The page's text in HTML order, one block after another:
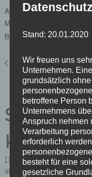
Abgeordnetenhaus von
Margot-Friedländer-Platz
Berlin , Berlin 10117
Plenum
Schreibe
Du musstangemeldet
abzugeben.
Stand: 20.01.2020
Wir freuen uns
Unternehmen.
grundsätzlich
betroffene Person
Unternehmens
Anspruch nehmen
Verarbeitung
erforderlich
besteht für eine
gesetzliche